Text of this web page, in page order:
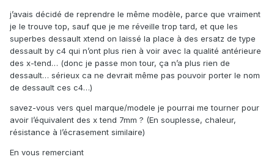
j’avais décidé de reprendre le même modèle, parce que vraiment
je le trouve top, sauf que je me réveille trop tard, et que les
superbes dessault xtend on laissé la place à des ersatz de type
dessault by c4 qui n’ont plus rien à voir avec la qualité antérieure
des x-tend… (donc je passe mon tour, ça n’a plus rien de
dessault… sérieux ca ne devrait même pas pouvoir porter le nom
de dessault ces c4…)
savez-vous vers quel marque/modele je pourrai me tourner pour
avoir l’équivalent des x tend 7mm ? (En souplesse, chaleur,
résistance à l’écrasement similaire)
En vous remerciant